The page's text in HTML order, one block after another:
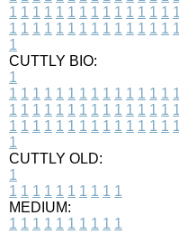
1 1 1 1 1 1 1 1 1 1 1 1 1 1 1
1 1 1 1 1 1 1 1 1 1 1 1 1 1 1
1
CUTTLY BIO:
1
1 1 1 1 1 1 1 1 1 1 1 1 1 1 1
1 1 1 1 1 1 1 1 1 1 1 1 1 1 1
1 1 1 1 1 1 1 1 1 1 1 1 1 1 1
1
CUTTLY OLD:
1
1 1 1 1 1 1 1 1 1 1
MEDIUM:
1 1 1 1 1 1 1 1 1 1